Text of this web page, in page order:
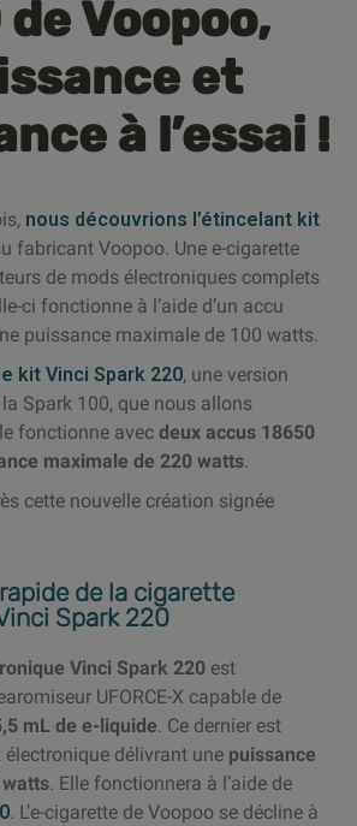
Voopoo,
et
à l’essai !
nous découvrions l’étincelant kit
fabricant Voopoo. Une e-cigarette
de mods électroniques complets
ci fonctionne à l’aide d’un accu
puissance maximale de 100 watts.
le kit Vinci Spark 220, une version
Spark 100, que nous allons
fonctionne avec deux accus 18650
maximale de 220 watts.
cette nouvelle création signée
de la cigarette
Spark 220
Vinci Spark 220 est
UFORCE-X capable de
mL de e-liquide. Ce dernier est
délivrant une puissance
. Elle fonctionnera à l’aide de
. L’e-cigarette de Voopoo se décline à